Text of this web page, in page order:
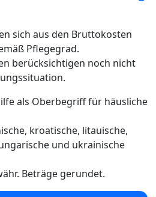
sich aus den Bruttokosten
Pflegegrad.
berücksichtigen noch nicht
als Oberbegriff für häusliche
kroatische, litauische,
und ukrainische
Beträge gerundet.